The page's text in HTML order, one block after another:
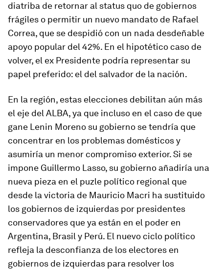
diatriba de retornar al status quo de gobiernos
frágiles o permitir un nuevo mandato de Rafael
Correa, que se despidió con un nada desdeñable
apoyo popular del 42%. En el hipotético caso de
volver, el ex Presidente podría representar su
papel preferido: el del salvador de la nación.
En la región, estas elecciones debilitan aún más
el eje del ALBA, ya que incluso en el caso de que
gane Lenin Moreno su gobierno se tendría que
concentrar en los problemas domésticos y
asumiría un menor compromiso exterior. Si se
impone Guillermo Lasso, su gobierno añadiría una
nueva pieza en el puzle político regional que
desde la victoria de Mauricio Macri ha sustituido
los gobiernos de izquierdas por presidentes
conservadores que ya están en el poder en
Argentina, Brasil y Perú. El nuevo ciclo político
refleja la desconfianza de los electores en
gobiernos de izquierdas para resolver los